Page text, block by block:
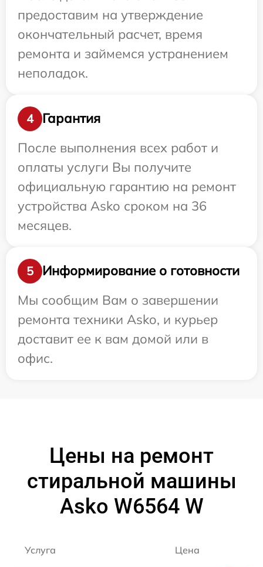
предоставим на утверждение
окончательный расчет, время
ремонта и займемся устранением
неполадок.
4
Гарантия
После выполнения всех работ и
оплаты услуги Вы получите
официальную гарантию на ремонт
устройства Asko сроком на 36
месяцев.
5
Информирование о готовности
Мы сообщим Вам о завершении
ремонта техники Asko, и курьер
доставит ее к вам домой или в
офис.
Цены на ремонт
стиральной машины
Asko W6564 W
Услуга Цена